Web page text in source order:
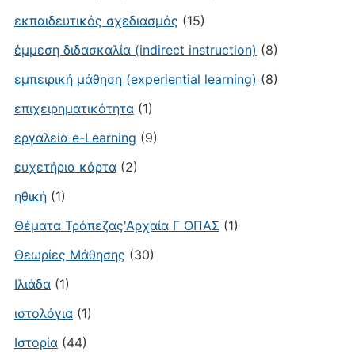
εκπαιδευτικός σχεδιασμός (15)
έμμεση διδασκαλία (indirect instruction) (8)
εμπειρική μάθηση (experiential learning) (8)
επιχειρηματικότητα(1)
εργαλεία e-Learning (9)
ευχετήρια κάρτα(2)
ηθική(1)
Θέματα Τράπεζας'Αρχαία Γ ΟΠΑΣ (1)
Θεωρίες Μάθησης (30)
Ιλιάδα(1)
ιστολόγια(1)
Ιστορία(44)